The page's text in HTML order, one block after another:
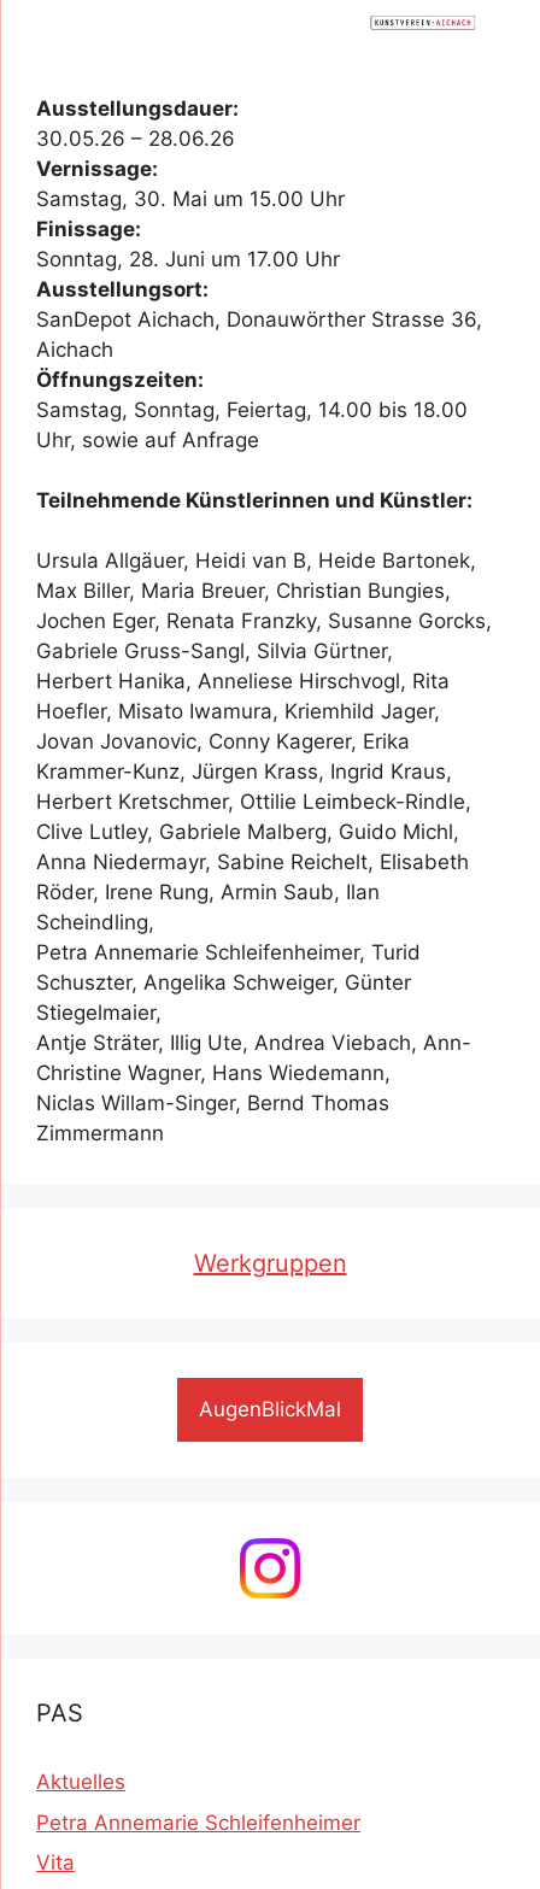
Ausstellungsdauer:
30.05.26 – 28.06.26
Vernissage:
Samstag, 30. Mai um 15.00 Uhr
Finissage:
Sonntag, 28. Juni um 17.00 Uhr
Ausstellungsort:
SanDepot Aichach, Donauwörther Strasse 36,
Aichach
Öffnungszeiten:
Samstag, Sonntag, Feiertag, 14.00 bis 18.00
Uhr, sowie auf Anfrage
Teilnehmende Künstlerinnen und Künstler:
Ursula Allgäuer, Heidi van B, Heide Bartonek,
Max Biller, Maria Breuer, Christian Bungies,
Jochen Eger, Renata Franzky, Susanne Gorcks,
Gabriele Gruss-Sangl, Silvia Gürtner,
Herbert Hanika, Anneliese Hirschvogl, Rita
Hoefler, Misato Iwamura, Kriemhild Jager,
Jovan Jovanovic, Conny Kagerer, Erika
Krammer-Kunz, Jürgen Krass, Ingrid Kraus,
Herbert Kretschmer, Ottilie Leimbeck-Rindle,
Clive Lutley, Gabriele Malberg, Guido Michl,
Anna Niedermayr, Sabine Reichelt, Elisabeth
Röder, Irene Rung, Armin Saub, Ilan
Scheindling,
Petra Annemarie Schleifenheimer, Turid
Schuszter, Angelika Schweiger, Günter
Stiegelmaier,
Antje Sträter, Illig Ute, Andrea Viebach, Ann-
Christine Wagner, Hans Wiedemann,
Niclas Willam-Singer, Bernd Thomas
Zimmermann
Werkgruppen
AugenBlickMal
PAS
Aktuelles
Petra Annemarie Schleifenheimer
Vita